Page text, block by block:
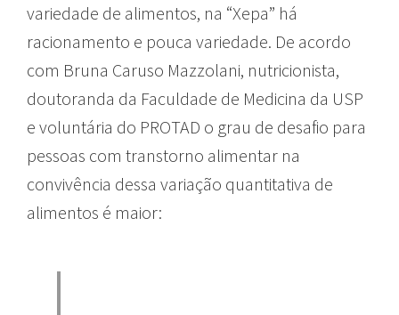
variedade de alimentos, na “Xepa” há
racionamento e pouca variedade. De acordo
com Bruna Caruso Mazzolani, nutricionista,
doutoranda da Faculdade de Medicina da USP
e voluntária do PROTAD o grau de desafio para
pessoas com transtorno alimentar na
convivência dessa variação quantitativa de
alimentos é maior: